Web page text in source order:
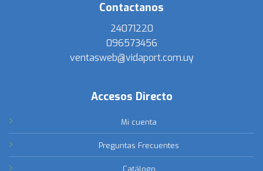
Contactanos
24071220
096573456
ventasweb@vidaport.com.uy
Accesos Directo
Mi cuenta
Preguntas Frecuentes